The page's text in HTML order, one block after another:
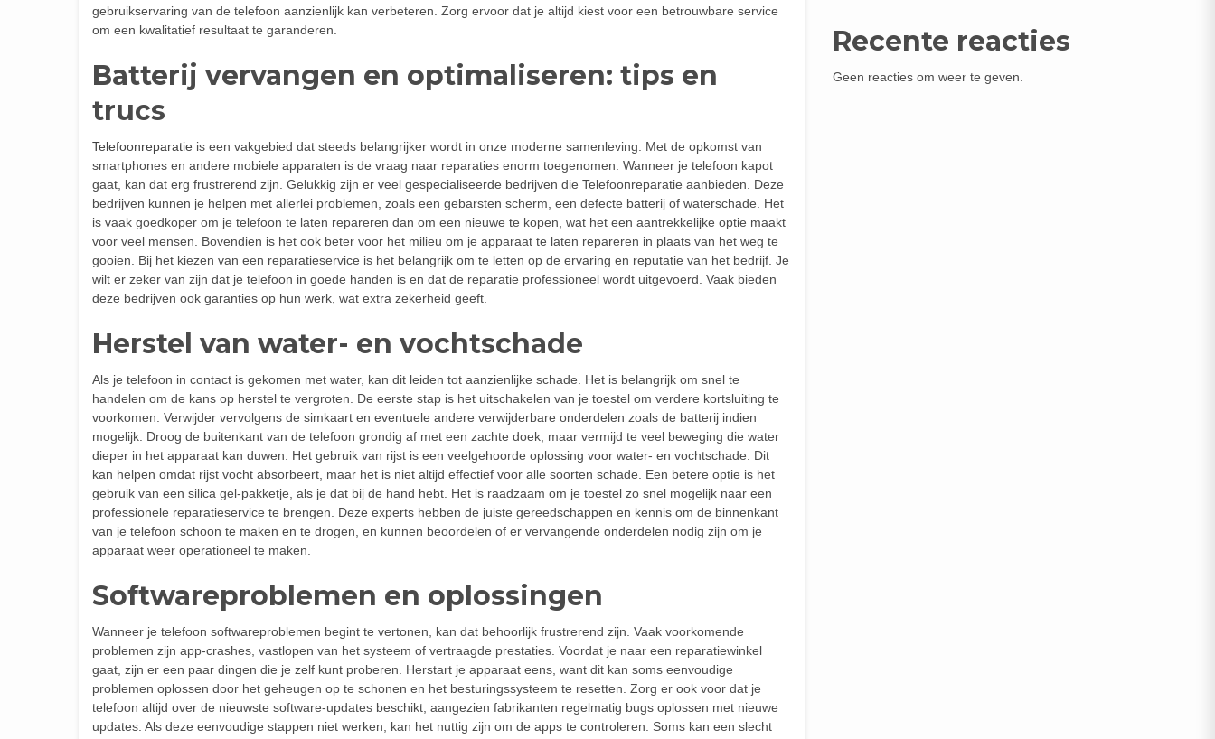
gebruikservaring van de telefoon aanzienlijk kan verbeteren. Zorg ervoor dat je altijd kiest voor een betrouwbare service
om een kwalitatief resultaat te garanderen.
Batterij vervangen en optimaliseren: tips en
trucs
Telefoonreparatie is een vakgebied dat steeds belangrijker wordt in onze moderne samenleving. Met de opkomst van
smartphones en andere mobiele apparaten is de vraag naar reparaties enorm toegenomen. Wanneer je telefoon kapot
gaat, kan dat erg frustrerend zijn. Gelukkig zijn er veel gespecialiseerde bedrijven die Telefoonreparatie aanbieden. Deze
bedrijven kunnen je helpen met allerlei problemen, zoals een gebarsten scherm, een defecte batterij of waterschade. Het
is vaak goedkoper om je telefoon te laten repareren dan om een nieuwe te kopen, wat het een aantrekkelijke optie maakt
voor veel mensen. Bovendien is het ook beter voor het milieu om je apparaat te laten repareren in plaats van het weg te
gooien. Bij het kiezen van een reparatieservice is het belangrijk om te letten op de ervaring en reputatie van het bedrijf. Je
wilt er zeker van zijn dat je telefoon in goede handen is en dat de reparatie professioneel wordt uitgevoerd. Vaak bieden
deze bedrijven ook garanties op hun werk, wat extra zekerheid geeft.
Herstel van water- en vochtschade
Als je telefoon in contact is gekomen met water, kan dit leiden tot aanzienlijke schade. Het is belangrijk om snel te
handelen om de kans op herstel te vergroten. De eerste stap is het uitschakelen van je toestel om verdere kortsluiting te
voorkomen. Verwijder vervolgens de simkaart en eventuele andere verwijderbare onderdelen zoals de batterij indien
mogelijk. Droog de buitenkant van de telefoon grondig af met een zachte doek, maar vermijd te veel beweging die water
dieper in het apparaat kan duwen. Het gebruik van rijst is een veelgehoorde oplossing voor water- en vochtschade. Dit
kan helpen omdat rijst vocht absorbeert, maar het is niet altijd effectief voor alle soorten schade. Een betere optie is het
gebruik van een silica gel-pakketje, als je dat bij de hand hebt. Het is raadzaam om je toestel zo snel mogelijk naar een
professionele reparatieservice te brengen. Deze experts hebben de juiste gereedschappen en kennis om de binnenkant
van je telefoon schoon te maken en te drogen, en kunnen beoordelen of er vervangende onderdelen nodig zijn om je
apparaat weer operationeel te maken.
Softwareproblemen en oplossingen
Wanneer je telefoon softwareproblemen begint te vertonen, kan dat behoorlijk frustrerend zijn. Vaak voorkomende
problemen zijn app-crashes, vastlopen van het systeem of vertraagde prestaties. Voordat je naar een reparatiewinkel
gaat, zijn er een paar dingen die je zelf kunt proberen. Herstart je apparaat eens, want dit kan soms eenvoudige
problemen oplossen door het geheugen op te schonen en het besturingssysteem te resetten. Zorg er ook voor dat je
telefoon altijd over de nieuwste software-updates beschikt, aangezien fabrikanten regelmatig bugs oplossen met nieuwe
updates. Als deze eenvoudige stappen niet werken, kan het nuttig zijn om de apps te controleren. Soms kan een slecht
Recente reacties
Geen reacties om weer te geven.